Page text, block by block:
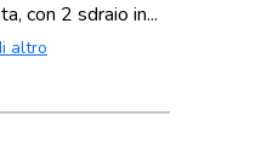
con 2 sdraio in...
altro